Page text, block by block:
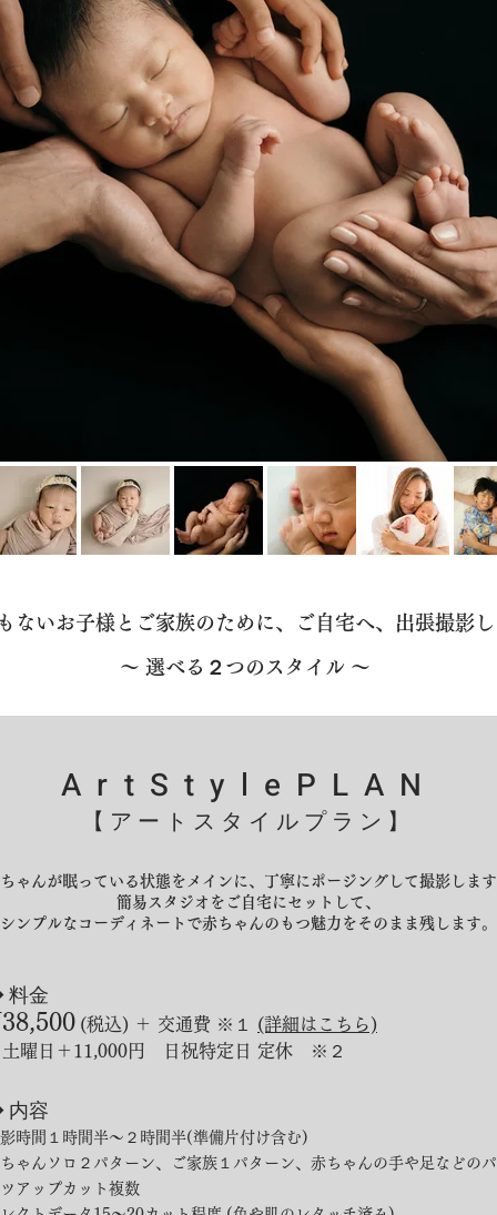
ないお子様とご家族のために、ご自宅へ、出張撮影
〜 ​選べる２つのスタイル 〜
ArtStylePLAN
【アートスタイルプラン】
ゃんが眠っている状態をメインに、丁寧にポージングして撮影しま
簡易スタジオをご自宅にセットして、
シンプルなコーディネートで赤ちゃんのもつ魅力をそのまま残します。
金
(税込) ＋ 交通費 ※１ (詳細はこちら)
曜日＋11,000円 日祝特定日 定休 ※２
容
時間１時間半〜２時間半(準備片付け含む)​
ゃんソロ２パターン、ご家族１パターン、赤ちゃんの手や足などのパ
アップカット複数